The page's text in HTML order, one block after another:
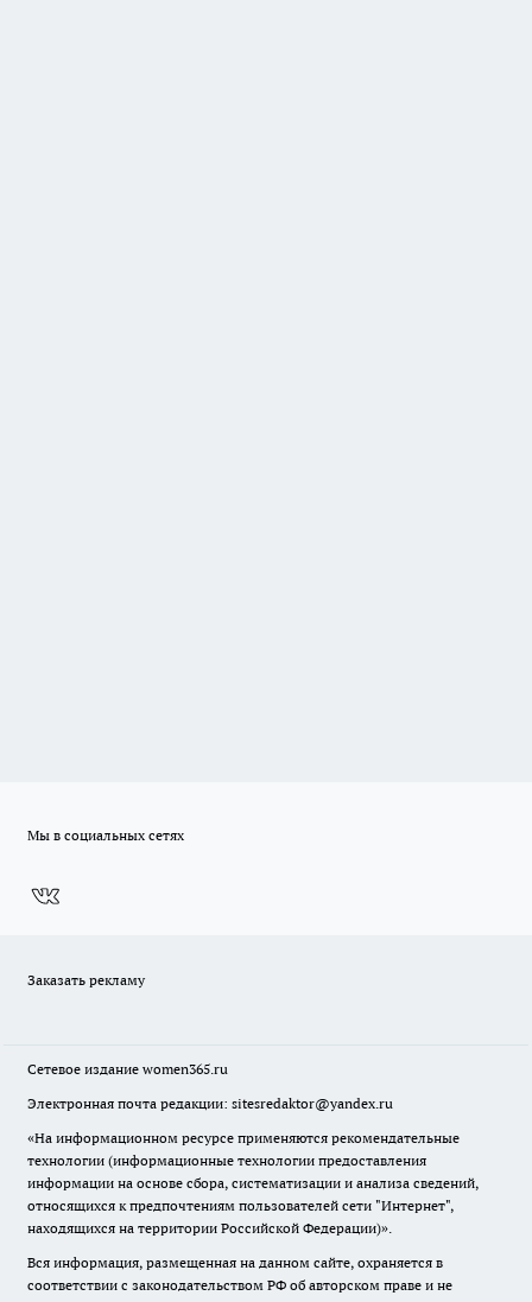
Мы в социальных сетях
Заказать рекламу
Сетевое издание women365.ru
Электронная почта редакции: sitesredaktor@yandex.ru
«На информационном ресурсе применяются рекомендательные
технологии (информационные технологии предоставления
информации на основе сбора, систематизации и анализа сведений,
относящихся к предпочтениям пользователей сети "Интернет",
находящихся на территории Российской Федерации)».
Вся информация, размещенная на данном сайте, охраняется в
соответствии с законодательством РФ об авторском праве и не